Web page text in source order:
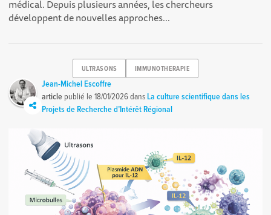
médical. Depuis plusieurs années, les chercheurs
développent de nouvelles approches...
ULTRASONS IMMUNOTHERAPIE
Jean-Michel Escoffre
article publié le18/01/2026dansLa culture scientifique dans les
Projets de Recherche d’Intérêt Régional